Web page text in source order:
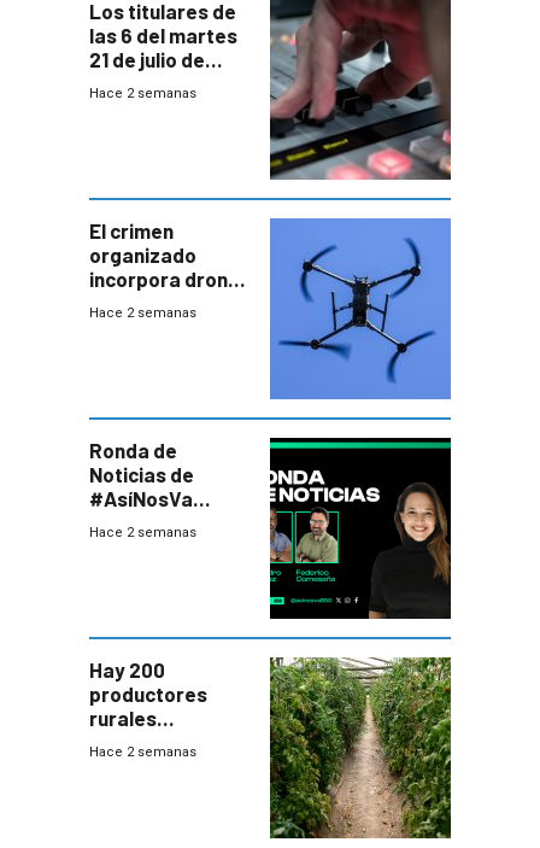
Los titulares de
las 6 del martes
21 de julio de
2026
Hace 2 semanas
El crimen
organizado
incorpora drones
y abre un nuevo
Hace 2 semanas
Ronda de
Noticias de
#AsíNosVa
(20/7/26)
Hace 2 semanas
Hay 200
productores
rurales
afectados tras
Hace 2 semanas